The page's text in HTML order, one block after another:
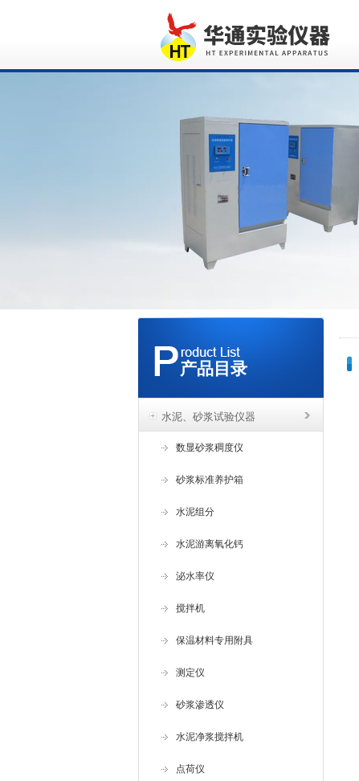
产品目录
水泥、砂浆试验仪器
数显砂浆稠度仪
砂浆标准养护箱
水泥组分
水泥游离氧化钙
泌水率仪
搅拌机
保温材料专用附具
测定仪
砂浆渗透仪
水泥净浆搅拌机
点荷仪